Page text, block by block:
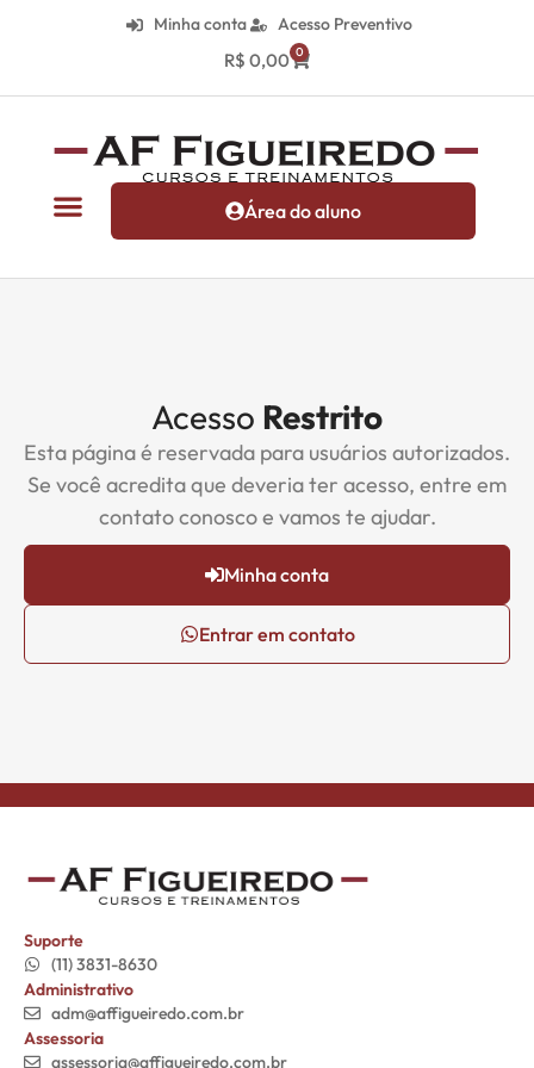
Minha conta Acesso Preventivo
R$ 0,00 0
Área do aluno
Acesso Restrito
Esta página é reservada para usuários autorizados.
Se você acredita que deveria ter acesso, entre em
contato conosco e vamos te ajudar.
Minha conta
Entrar em contato
Suporte
(11) 3831-8630
Administrativo
adm@affigueiredo.com.br
Assessoria
assessoria@affigueiredo.com.br